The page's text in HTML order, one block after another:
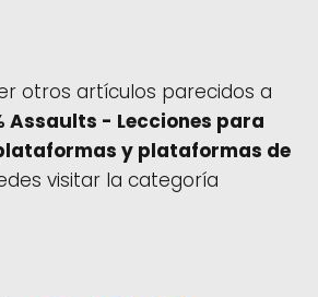
otros artículos parecidos a
Assaults - Lecciones para
y plataformas de
visitar la categoría